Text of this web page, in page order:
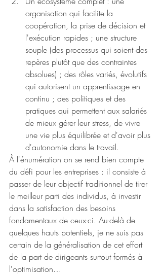
organisation qui facilite la
coopération, la prise de décision et
l'exécution rapides ; une structure
souple (des processus qui soient des
repères plutôt que des contraintes
absolues) ; des rôles variés, évolutifs
qui autorisent un apprentissage en
continu ; des politiques et des
pratiques qui permettent aux salariés
de mieux gérer leur stress, de vivre
une vie plus équilibrée et d'avoir plus
d'autonomie dans le travail.
À l'énumération on se rend bien compte
du défi pour les entreprises : il consiste à
passer de leur objectif traditionnel de tirer
le meilleur parti des individus, à investir
dans la satisfaction des besoins
fondamentaux de ceux-ci. Au-delà de
quelques hauts potentiels, je ne suis pas
certain de la généralisation de cet effort
de la part de dirigeants surtout formés à
l'optimisation…